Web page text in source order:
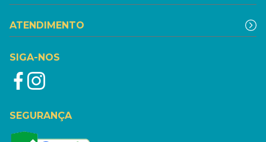
ATENDIMENTO
SIGA-NOS
SEGURANÇA